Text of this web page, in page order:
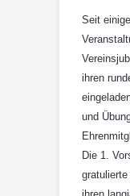
Seit
ihren
und
Die 1.